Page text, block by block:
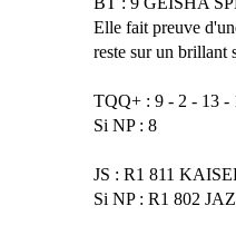
Elle fait preuve
reste sur un brillant
TQQ+ : 9 - 2 - 13 -
Si NP : 8
JS : R1 811
Si NP : R1 802